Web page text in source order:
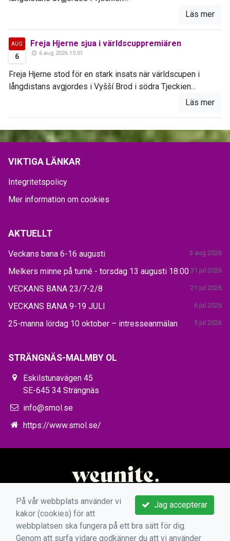
Läs mer
AUG
6
Freja Hjerne sjua i världscuppremiären
6 aug 2026 15:01
Freja Hjerne stod för en stark insats när världscupen i
långdistans avgjordes i Vyšší Brod i södra Tjeckien...
Läs mer
VIKTIGA LÄNKAR
Integritetspolicy
Mer information om cookies
AKTUELLT
Veckans bana 6-16 augusti 3 aug 2026
Melkers minne på turné - torsdag 13 augusti 18:00 31 jul 2026
VECKANS BANA 23/7-2/8 21 jul 2026
VECKANS BANA 9-19 JULI 6 jul 2026
25-manna lördag 10 oktober – intresseanmälan 5 jul 2026
STRÄNGNÄS-MALMBY OL
Eskilstunavägen 45
SE-645 34 Strängnäs
info@smol.se
https://www.smol.se/
Jag accepterar
På vår webbplats använder vi
kakor (cookies) för att
webbplatsen ska fungera på ett bra sätt för dig.
Genom att surfa vidare godkänner du att vi använder